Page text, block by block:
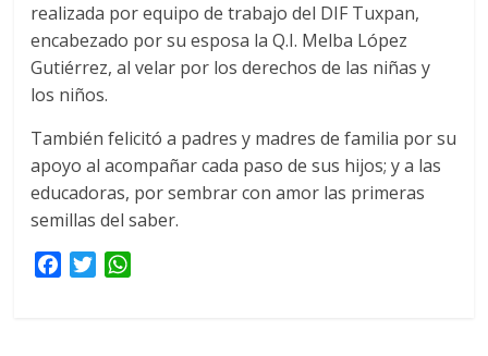
realizada por equipo de trabajo del DIF Tuxpan,
encabezado por su esposa la Q.I. Melba López
Gutiérrez, al velar por los derechos de las niñas y
los niños.
También felicitó a padres y madres de familia por su
apoyo al acompañar cada paso de sus hijos; y a las
educadoras, por sembrar con amor las primeras
semillas del saber.
T